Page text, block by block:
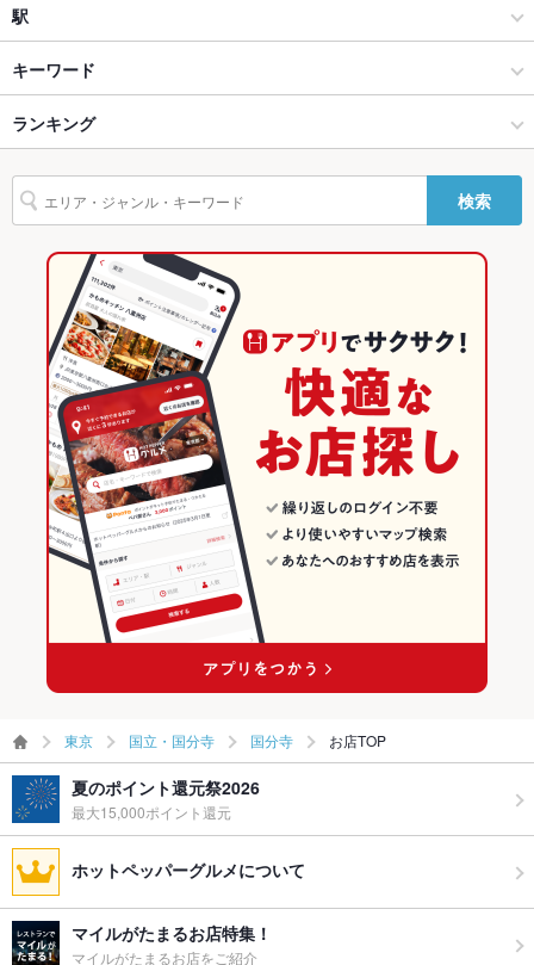
設備
あり
バリアフリ
ー
なし ：２階へは階段を利用
駐車場 なし ：-
TV・プロジ
あり
その他設備
プロジェクター（PC/DVD再生可）、１００インチスクリーン
完備
その他
飲み放題
あり ：４０００円～飲み放題コースをご用意しております。約
６０種類…BEER・カクテル・サワー・ワイン・日本酒等
食べ放題 なし ：-
カクテル充実、焼酎充実、日本酒充実
お子様連れ歓迎 ：ご家族連れも大歓迎！お食事のみのご利用に
もぜひ。
グパーティ
☆お気軽にご相談ください☆
お祝い・サ
プライズ対
応
可
ペット同伴
備考
できるフロアー♪ペット同伴はテラス席で★
洋・和洋・各国料理・その他
国立・国分寺 × 居酒屋
国立・国分寺 × 洋・和洋・各国料理・その他
国分寺駅 × 居酒屋
国分寺駅 × 洋・和洋・各国料理・その他
ダイニングバー・バル
洋・和洋・各国料理・その他
国立・国分寺 × ダイニングバー・バル
国立・国分寺 × 洋・和洋・各国料理・その他
国分寺駅 × ダイニングバー・バル
国分寺駅 × 洋・和洋・各国料理・その他
国分寺
国分寺 × 居酒屋
国分寺 × 洋・和洋・各国料理・その他
国分寺 × ダイニングバー・バル
国分寺 × 洋・和洋・各国料理・その他
東京 × 居酒屋
東京 × 洋・和洋・各国料理・その他
東京 × ダイニングバー・バル
東京 × 洋・和洋・各国料理・その他
駅
国分寺駅
西国分寺駅
キーワード
エビ料理
ボロネーゼ ニョッキ 生パスタ パクチー
ランキング
東京のグルメランキング
東京の居酒屋ランキング
国立・国分寺のグルメランキング
国立・国分寺の居酒屋ランキング
国分寺のグルメランキング
国分寺の居酒屋ランキング
検索
東京 国立・国分寺 国分寺 お店TOP
夏のポイント還元祭2026
最大15,000ポイント還元
ホットペッパーグルメについて
マイルがたまるお店特集！
マイルがたまるお店をご紹介